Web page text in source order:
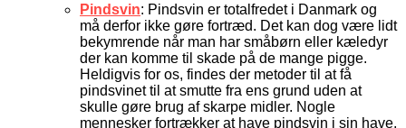
Pindsvin: Pindsvin er totalfredet i Danmark og
må derfor ikke gøre fortræd. Det kan dog være lidt
bekymrende når man har småbørn eller kæledyr
der kan komme til skade på de mange pigge.
Heldigvis for os, findes der metoder til at få
pindsvinet til at smutte fra ens grund uden at
skulle gøre brug af skarpe midler. Nogle
mennesker fortrækker at have pindsvin i sin have,